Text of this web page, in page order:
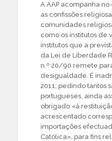
A AAP acompanha
as confissões
comunidades
como os institutos de
institutos que a
da Lei de Liberdade
n.º 20/90 remete
desigualdade. É
2011, pedindo tantos
portugueses, ainda
obrigado «à
acrescentado
importações
Católica», para fins